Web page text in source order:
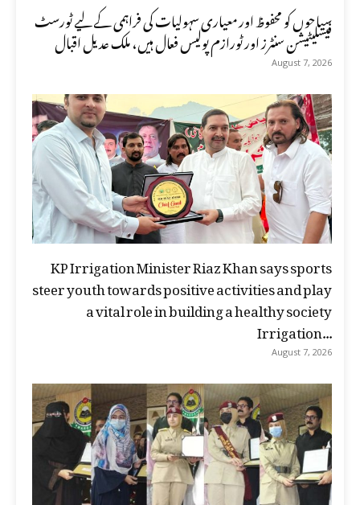
سیاحوں کو محفوظ اور معیاری سہولیات کی فراہمی کے لیے ٹورسٹ
فیسلیٹیشن سنٹرز اور ٹورازم پولیس فعال ہیں، ملک عدیل اقبال
August 7, 2026
KP Irrigation Minister Riaz Khan says sports
steer youth towards positive activities and play
a vital role in building a healthy society
Irrigation...
August 7, 2026